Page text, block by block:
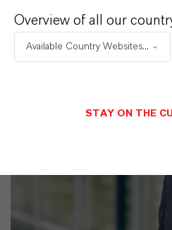
Overview of all our
Available Country Websites...
STAY ON THE